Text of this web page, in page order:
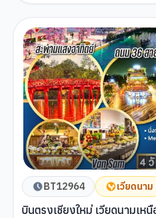
BT12964 เวียดนาม
บินตรงเชียงใหม่ เวียดนามเ